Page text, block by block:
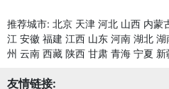
推荐城市: 北京 天津 河北 山西 内蒙
江 安徽 福建 江西 山东 河南 湖北 湖
州 云南 西藏 陕西 甘肃 青海 宁夏 新
友情链接: